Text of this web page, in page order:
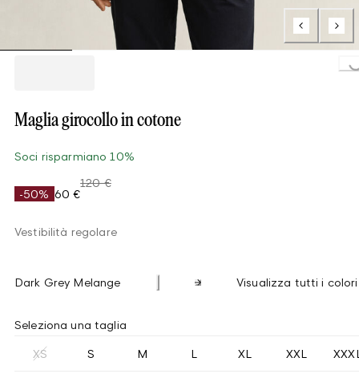
Maglia girocollo in cotone
Soci risparmiano 10%
-50% 60 €
120 €
Vestibilità regolare
Dark Grey Melange Visualizza tutti i colori
Seleziona una taglia
XS S M L XL XXL